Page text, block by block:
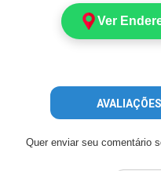
Ver
Quer enviar seu comentário